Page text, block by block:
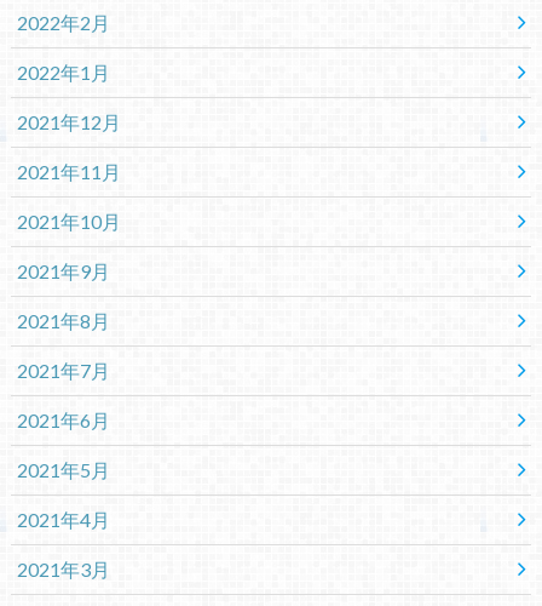
2022年2月
2022年1月
2021年12月
2021年11月
2021年10月
2021年9月
2021年8月
2021年7月
2021年6月
2021年5月
2021年4月
2021年3月